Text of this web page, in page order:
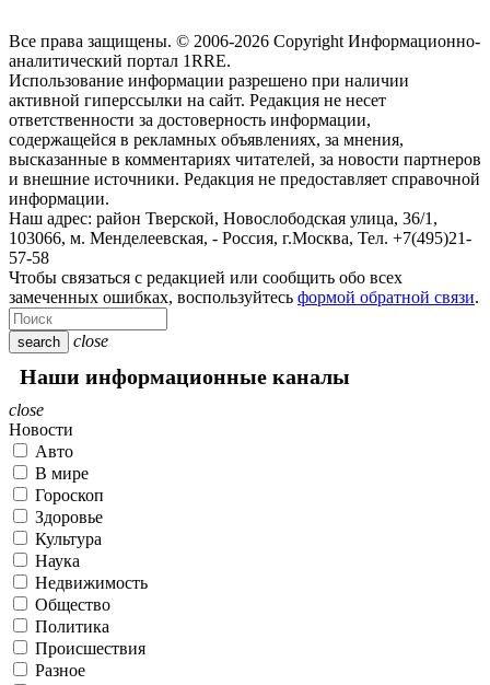
Все права защищены. © 2006-2026 Copyright Информационно-
аналитический портал 1RRE.
Использование информации разрешено при наличии
активной гиперссылки на сайт. Редакция не несет
ответственности за достоверность информации,
содержащейся в рекламных объявлениях, за мнения,
высказанные в комментариях читателей, за новости партнеров
и внешние источники. Редакция не предоставляет справочной
информации.
Наш адрес: район Тверской, Новослободская улица, 36/1 ,
103066, м. Менделеевская, - Россия, г.Москва, Тел. +7(495)21-
57-58
Чтобы связаться с редакцией или сообщить обо всех
замеченных ошибках, воспользуйтесь формой обратной связи.
search close
Наши информационные каналы
close
Новости
Авто
В мире
Гороскоп
Здоровье
Культура
Наука
Недвижимость
Общество
Политика
Происшествия
Разное